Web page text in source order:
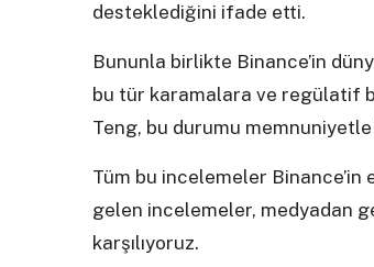
desteklediğini ifade etti.
Bununla birlikte Binance’in
bu tür karamalara ve regülatif
Teng, bu durumu memnuniyetle
Tüm bu incelemeler Binance’in
gelen incelemeler, medyadan
karşılıyoruz.